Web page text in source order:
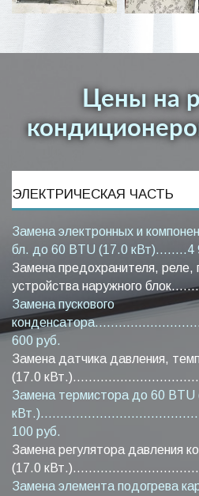
Цены на
ЭЛЕКТРИЧЕСКАЯ ЧАСТЬ
Замена электронных и
бл. до 60 BTU (17.0 кВт)........4
Замена предохранителя, реле,
устройства наружного
Замена пускового
600 руб.
Замена датчика давления,
(17.0
Замена термистора до 60 BTU
100 руб.
Замена регулятора давления
(17.0
Замена элемента подогрева